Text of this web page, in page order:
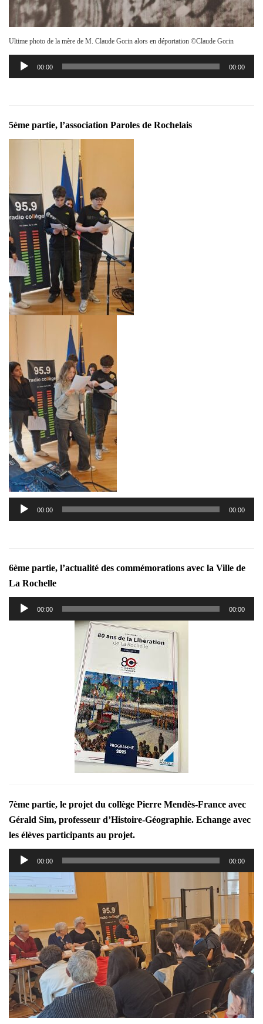
Ultime photo de la mère de M. Claude Gorin alors en déportation ©Claude Gorin
Lecteur
audio
00:00 00:00
5ème partie, l’association Paroles de Rochelais
Lecteur
audio
00:00 00:00
6ème partie, l’actualité des commémorations avec la Ville de
La Rochelle
Lecteur
audio
00:00 00:00
7ème partie, le projet du collège Pierre Mendès-France avec
Gérald Sim, professeur d’Histoire-Géographie. Echange avec
les élèves participants au projet.
Lecteur
audio
00:00 00:00